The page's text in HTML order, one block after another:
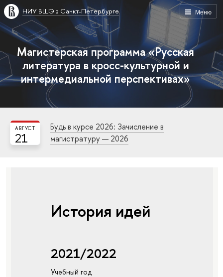
Меню
НИУ ВШЭ в Санкт-Петербурге
Магистерская программа «Русская
литература в кросс-культурной и
интермедиальной перспективах»
21
АВГУСТ
Будь в курсе 2026: Зачисление в
магистратуру — 2026
История идей
2021/2022
Учебный год